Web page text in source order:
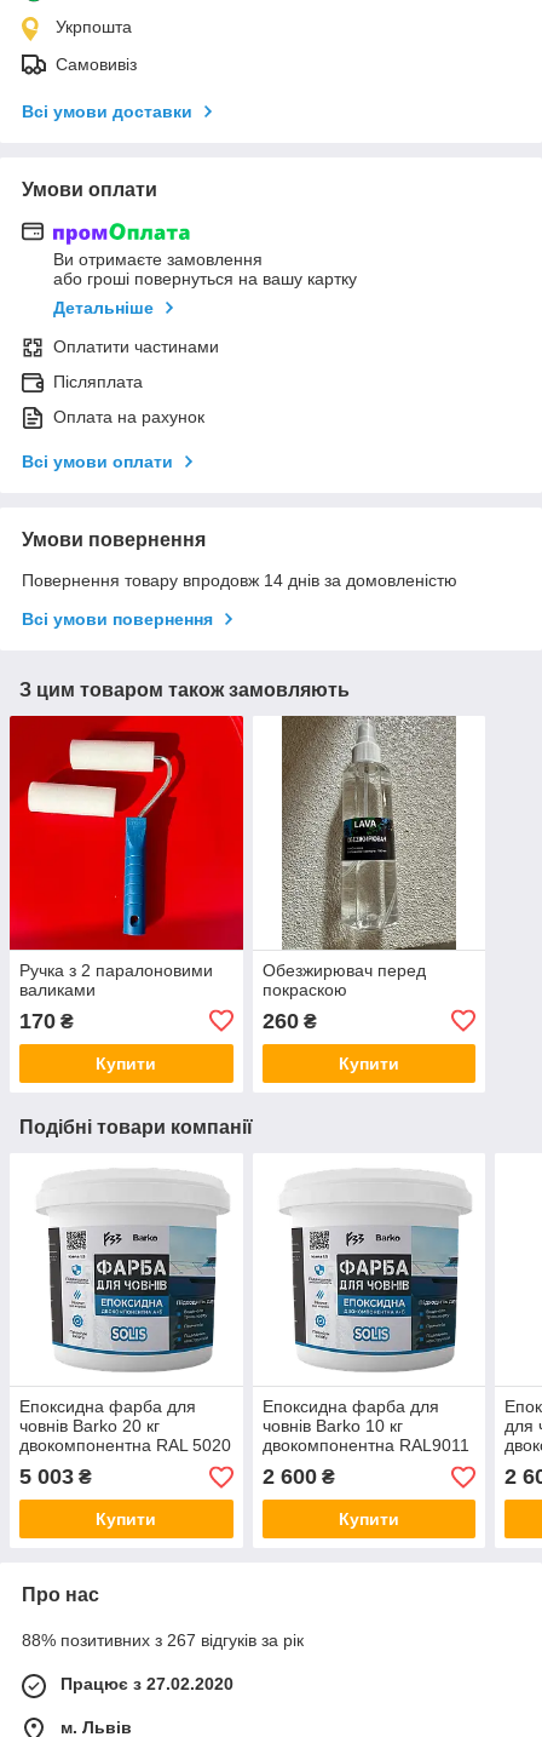
Укрпошта
Самовивіз
Всі умови доставки
Умови оплати
Ви отримаєте замовлення
або гроші повернуться на вашу картку
Детальніше
Оплатити частинами
Післяплата
Оплата на рахунок
Всі умови оплати
Умови повернення
Повернення товару впродовж 14 днів за домовленістю
Всі умови повернення
З цим товаром також замовляють
Ручка з 2 паралоновими
валиками
170 ₴
Купити
Обезжирювач перед
покраскою
260₴
Купити
Подібні товари компанії
Епоксидна фарба для
човнів Barko 20 кг
двокомпонентна RAL 5020
Синій
5 003 ₴
Купити
Епоксидна фарба для
човнів Barko 10 кг
двокомпонентна RAL9011
Чорна
2 600₴
Купити
для
2
Про нас
88% позитивних з 267 відгуків за рік
Працює з 27.02.2020
м. Львів